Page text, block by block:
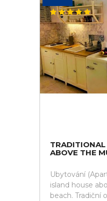
TRADITIONAL
ABOVE THE
Ubytování
island house
beach. Tradiční